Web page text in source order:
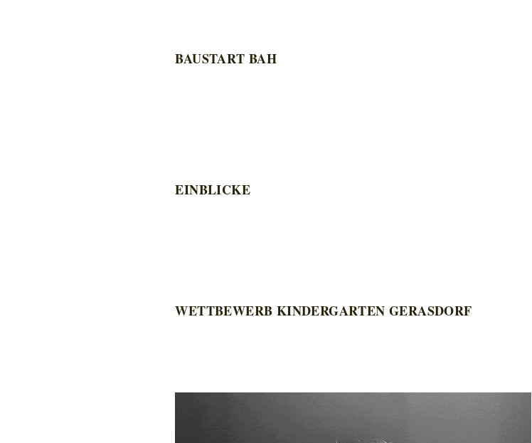
BAUSTART BAH
EINBLICKE
WETTBEWERB KINDERGARTEN GERASDORF